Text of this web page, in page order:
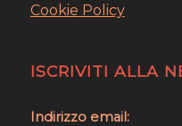
Cookie Policy
ISCRIVITI ALLA
Indirizzo email: